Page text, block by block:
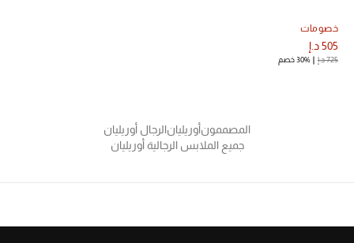
دليل مستلزمات الجمال
الرجال
خصومات
505 د.إ
725 د.إ 30% خصم
المصممونأوريليانالرجال أوريليان
جميع الملابس الرجالية أوريليان